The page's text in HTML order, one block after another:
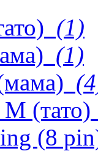
(1)
(1)
(тато)
(8